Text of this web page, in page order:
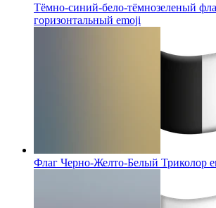
Тёмно-синий-бело-тёмнозеленый
горизонтальный emoji
Флаг Черно-Желто-Белый Триколор